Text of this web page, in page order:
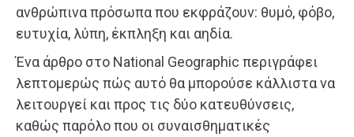
ανθρώπινα πρόσωπα που εκφράζουν: θυμό, φόβο,
ευτυχία, λύπη, έκπληξη και αηδία.
Ένα άρθρο στο National Geographic περιγράφει
λεπτομερώς πώς αυτό θα μπορούσε κάλλιστα να
λειτουργεί και προς τις δύο κατευθύνσεις,
καθώς παρόλο που οι συναισθηματικές